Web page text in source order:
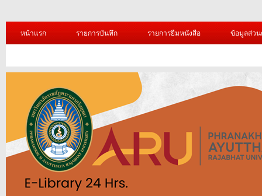
หน้าแรก รายการบันทึก รายการยืมหนังสือ ข้อมูลส่ว